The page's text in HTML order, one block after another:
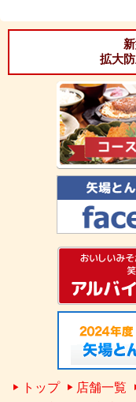
拡大
トップ 店舗一覧